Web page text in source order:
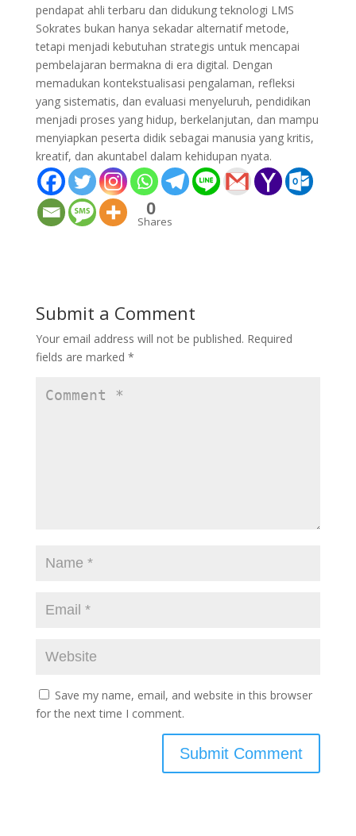
pendapat ahli terbaru dan didukung teknologi LMS
Sokrates bukan hanya sekadar alternatif metode,
tetapi menjadi kebutuhan strategis untuk mencapai
pembelajaran bermakna di era digital. Dengan
memadukan kontekstualisasi pengalaman, refleksi
yang sistematis, dan evaluasi menyeluruh, pendidikan
menjadi proses yang hidup, berkelanjutan, dan mampu
menyiapkan peserta didik sebagai manusia yang kritis,
kreatif, dan akuntabel dalam kehidupan nyata.
0
Shares
Submit a Comment
Your email address will not be published. Required
fields are marked *
Save my name, email, and website in this browser
for the next time I comment.